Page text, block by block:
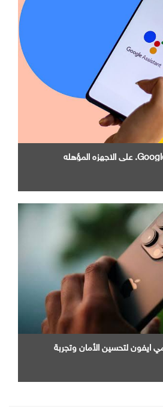
لتحسين الأمان وتجربة